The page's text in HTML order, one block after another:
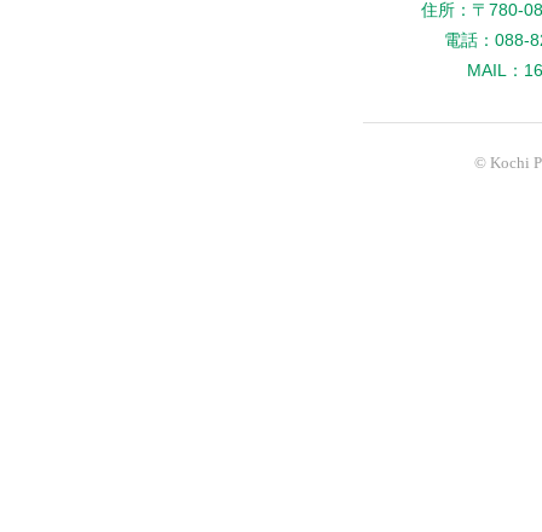
住所：〒780-
電話：088-
MAIL：
© Kochi